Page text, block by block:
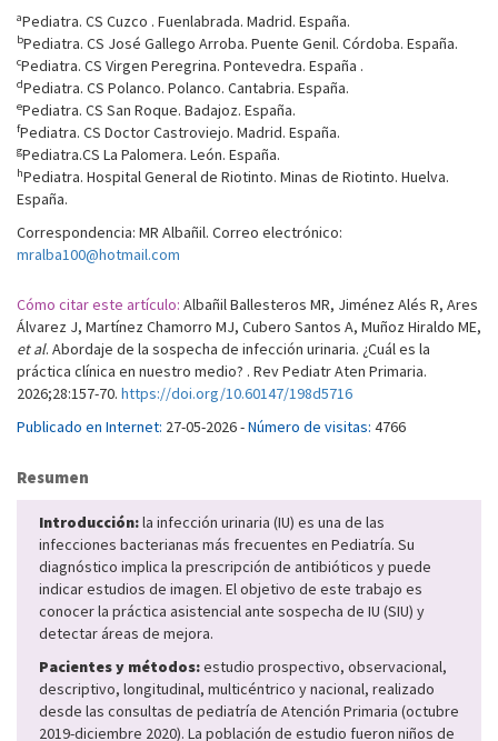
aPediatra. CS Cuzco . Fuenlabrada. Madrid. España.
bPediatra. CS José Gallego Arroba. Puente Genil. Córdoba. España.
cPediatra. CS Virgen Peregrina. Pontevedra. España .
dPediatra. CS Polanco. Polanco. Cantabria. España.
ePediatra. CS San Roque. Badajoz. España.
fPediatra. CS Doctor Castroviejo. Madrid. España.
gPediatra.CS La Palomera. León. España.
hPediatra. Hospital General de Riotinto. Minas de Riotinto. Huelva.
España.
Correspondencia: MR Albañil. Correo electrónico:
mralba100@hotmail.com
Cómo citar este artículo: Albañil Ballesteros MR, Jiménez Alés R, Ares
Álvarez J, Martínez Chamorro MJ, Cubero Santos A, Muñoz Hiraldo ME,
et al. Abordaje de la sospecha de infección urinaria. ¿Cuál es la
práctica clínica en nuestro medio? . Rev Pediatr Aten Primaria.
2026;28:157-70. https://doi.org/10.60147/198d5716
Publicado en Internet: 27-05-2026 -Número de visitas: 4766
Resumen
Introducción:la infección urinaria (IU) es una de las
infecciones bacterianas más frecuentes en Pediatría. Su
diagnóstico implica la prescripción de antibióticos y puede
indicar estudios de imagen. El objetivo de este trabajo es
conocer la práctica asistencial ante sospecha de IU (SIU) y
detectar áreas de mejora.
Pacientes y métodos:estudio prospectivo, observacional,
descriptivo, longitudinal, multicéntrico y nacional, realizado
desde las consultas de pediatría de Atención Primaria (octubre
2019-diciembre 2020). La población de estudio fueron niños de